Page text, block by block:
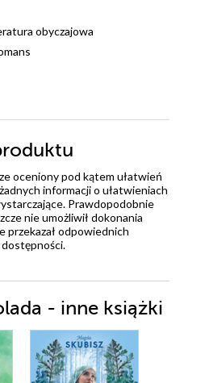
obyczajowa
oceniony pod kątem ułatwień
informacji o ułatwieniach
Prawdopodobnie
nie umożliwił dokonania
przekazał odpowiednich
- inne książki